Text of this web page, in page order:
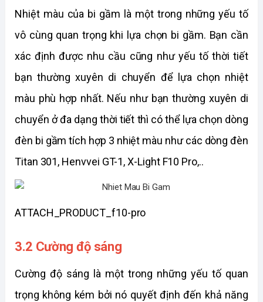
Nhiệt màu của bi gầm là một trong những yếu tố
vô cùng quan trọng khi lựa chọn bi gầm. Bạn cần
xác định được nhu cầu cũng như yếu tố thời tiết
bạn thường xuyên di chuyển để lựa chọn nhiệt
màu phù hợp nhất. Nếu như bạn thường xuyên di
chuyển ở đa dạng thời tiết thì có thể lựa chọn dòng
đèn bi gầm tích hợp 3 nhiệt màu như các dòng đèn
Titan 301, Henvvei GT-1, X-Light F10 Pro,..
ATTACH_PRODUCT_f10-pro
3.2 Cường độ sáng
Cường độ sáng là một trong những yếu tố quan
trọng không kém bởi nó quyết định đến khả năng